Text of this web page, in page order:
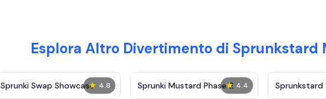
Esplora Altro Divertimento di Sprunkstard
★ 4.8
Sprunki Swap Showcase ★ 4.4
Sprunki Mustard Phase 2 Sprunkstard